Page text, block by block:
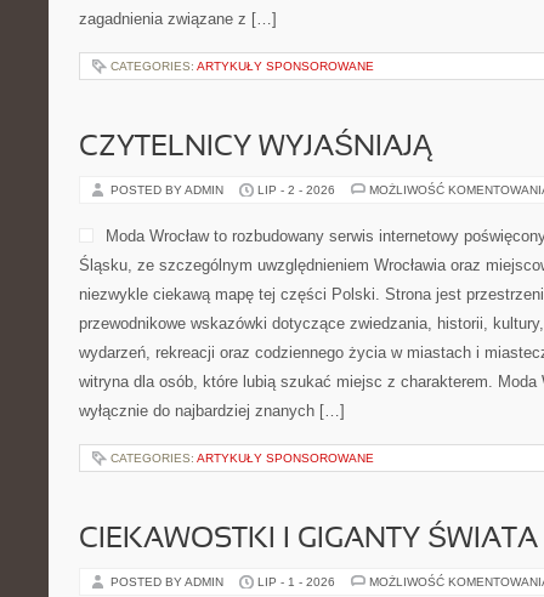
zagadnienia związane z […]
CATEGORIES: ARTYKUŁY SPONSOROWANE
CZYTELNICY WYJAŚNIAJĄ
POSTED BY ADMIN LIP - 2 - 2026 MOŻLIWOŚĆ
Moda Wrocław to rozbudowany serwis internetowy
Śląsku, ze szczególnym uwzględnieniem Wrocławia oraz
niezwykle ciekawą mapę tej części Polski. Strona jest
przewodnikowe wskazówki dotyczące zwiedzania, historii,
wydarzeń, rekreacji oraz codziennego życia w miastach i
witryna dla osób, które lubią szukać miejsc z charakterem. Moda
wyłącznie do najbardziej znanych […]
CATEGORIES: ARTYKUŁY SPONSOROWANE
CIEKAWOSTKI I GIGANTY ŚWIATA
POSTED BY ADMIN LIP - 1 - 2026 MOŻLIWOŚĆ